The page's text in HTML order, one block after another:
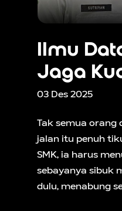
Ilmu
Jaga
03 Des 2025
Tak semua orang
jalan itu penuh
SMK, ia harus
sebayanya sibuk
dulu, menabung